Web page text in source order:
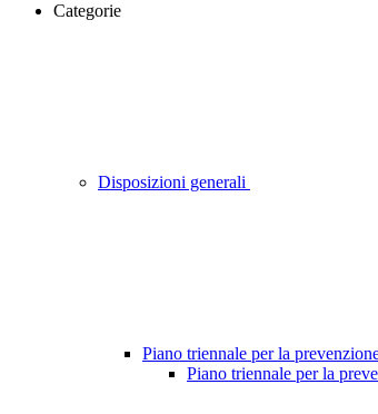
Categorie
Disposizioni generali
Piano triennale per la
Piano triennale per la